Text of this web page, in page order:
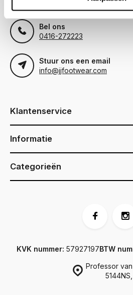
Klantenservice:
Bel ons
0416-272223
Stuur ons een email
info@jjfootwear.com
Klantenservice
Informatie
Categorieën
Professor
KVK nummer: 57927197BTW